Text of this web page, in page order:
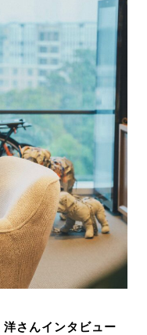
さんインタビュー